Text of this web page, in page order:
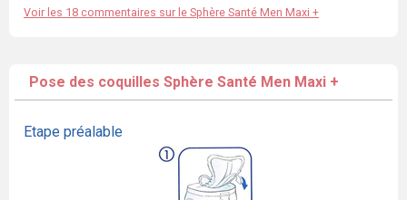
Voir les 18 commentaires sur le Sphère Santé Men Maxi +
Pose des coquilles Sphère Santé Men Maxi +
Etape préalable